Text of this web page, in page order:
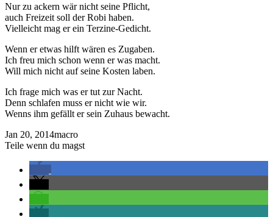
Nur zu ackern wär nicht seine Pflicht,
auch Freizeit soll der Robi haben.
Vielleicht mag er ein Terzine-Gedicht.
Wenn er etwas hilft wären es Zugaben.
Ich freu mich schon wenn er was macht.
Will mich nicht auf seine Kosten laben.
Ich frage mich was er tut zur Nacht.
Denn schlafen muss er nicht wie wir.
Wenns ihm gefällt er sein Zuhaus bewacht.
Jan 20, 2014macro
Teile wenn du magst